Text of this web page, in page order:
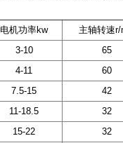
电机功率kw
主轴转速r/
3-10
65
4-11
60
7.5-15
42
11-18.5
32
15-22
32